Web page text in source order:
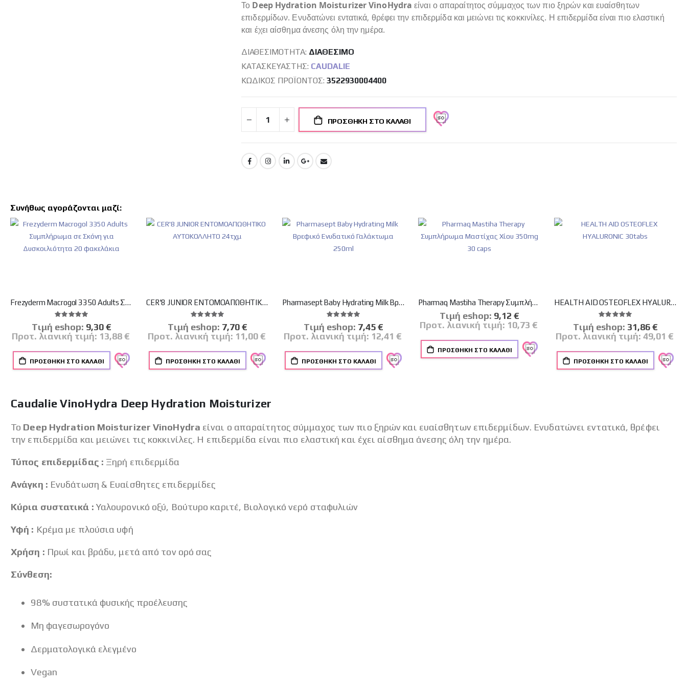
Το Deep Hydration Moisturizer VinoHydra είναι ο απαραίτητος σύμμαχος των πιο ξηρών και ευαίσθητων
επιδερμίδων. Ενυδατώνει εντατικά, θρέφει την επιδερμίδα και μειώνει τις κοκκινίλες. Η επιδερμίδα είναι πιο ελαστική
και έχει αίσθημα άνεσης όλη την ημέρα.
ΔΙΑΘΕΣΙΜΌΤΗΤΑ: ΔΙΑΘΈΣΙΜO
ΚΑΤΑΣΚΕΥΑΣΤΉΣ: CAUDALIE
ΚΩΔΙΚΌΣ ΠΡΟΪΌΝΤΟΣ 3522930004400
ΠΡΟΣΘΉΚΗ ΣΤΟ ΚΑΛΆΘΙ
Συνήθως αγοράζονται μαζί:
Frezyderm Macrogol 3350 Adults Συμπλήρωμα σε Σκόνη για Δυσκοιλιότητα 20 φακελάκια
Βαθμολογία:
100%
Tιμή eshop: Ειδική
Τιμή
9,30 €
Προτ. λιανική τιμή: 13,88 €
ΠΡΟΣΘΉΚΗ ΣΤΟ ΚΑΛΆΘΙ
CER'8 JUNIOR ΕΝΤΟΜΟΑΠΩΘΗΤΙΚΟ ΑΥΤΟΚΟΛΛΗΤΟ 24τχμ
Βαθμολογία:
100%
Tιμή eshop: Ειδική
Τιμή
7,70 €
Προτ. λιανική τιμή: 11,00 €
ΠΡΟΣΘΉΚΗ ΣΤΟ ΚΑΛΆΘΙ
Pharmasept Baby Hydrating Milk Βρεφικό Ενυδατικό Γαλάκτωμα 250ml
Βαθμολογία:
100%
Tιμή eshop: Ειδική
Τιμή
7,45 €
Προτ. λιανική τιμή: 12,41 €
ΠΡΟΣΘΉΚΗ ΣΤΟ ΚΑΛΆΘΙ
Pharmaq Mastiha Therapy Συμπλήρωμα Μαστίχας Χίου 350mg 30 caps
Tιμή eshop: Ειδική
Τιμή
9,12 €
Προτ. λιανική τιμή: 10,73 €
ΠΡΟΣΘΉΚΗ ΣΤΟ ΚΑΛΆΘΙ
HEALTH AID OSTEOFLEX HYALURONIC 30tabs
Βαθμολογία:
100%
Tιμή eshop: Ειδική
Τιμή
31,86 €
Προτ. λιανική τιμή: 49,01 €
ΠΡΟΣΘΉΚΗ ΣΤΟ ΚΑΛΆΘΙ
Caudalie VinoHydra Deep Hydration Moisturizer
Το Deep Hydration Moisturizer VinoHydra είναι ο απαραίτητος σύμμαχος των πιο ξηρών και ευαίσθητων επιδερμίδων. Ενυδατώνει εντατικά, θρέφει
την επιδερμίδα και μειώνει τις κοκκινίλες. Η επιδερμίδα είναι πιο ελαστική και έχει αίσθημα άνεσης όλη την ημέρα.
Τύπος επιδερμίδας : Ξηρή επιδερμίδα
Ανάγκη : Ενυδάτωση & Ευαίσθητες επιδερμίδες
Κύρια συστατικά : Υαλουρονικό οξύ, Βούτυρο καριτέ, Βιολογικό νερό σταφυλιών
Υφή : Κρέμα με πλούσια υφή
Χρήση : Πρωί και βράδυ, μετά από τον ορό σας
Σύνθεση:
98% συστατικά φυσικής προέλευσης
Μη φαγεσωρογόνο
Δερματολογικά ελεγμένο
Vegan